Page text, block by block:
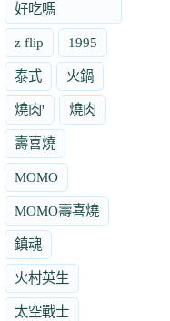
好吃嗎
z flip 1995
泰式 火鍋
燒肉' 燒肉
壽喜燒
MOMO
MOMO壽喜燒
鎮魂
火村英生
太空戰士